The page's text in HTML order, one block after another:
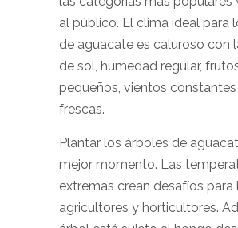
al público. El clima ideal para
de aguacate es caluroso con
de sol, humedad regular,
pequeños, vientos
frescas.
Plantar los árboles de
mejor momento. Las
extremas crean desafíos para
agricultores y horticultores.